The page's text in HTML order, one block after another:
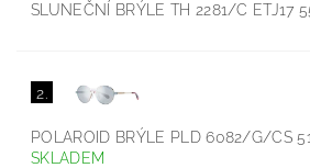
SLUNEČNÍ BRÝLE TH 2281/C ETJ17
2.
POLAROID BRÝLE PLD 6082/G/CS
SKLADEM